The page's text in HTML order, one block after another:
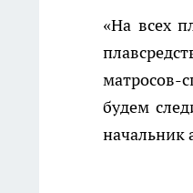
«На всех
матросов-
будем
начальник